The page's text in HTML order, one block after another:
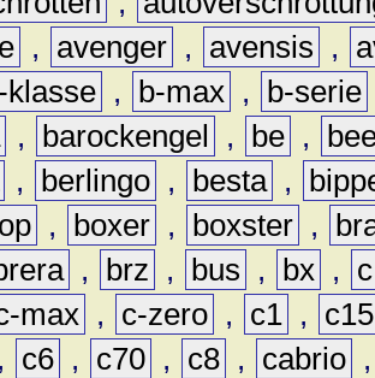
, avenger , avensis ,
klasse , b-max , b-serie
, barockengel , be ,
, berlingo , besta ,
, boxer , boxster ,
, brz , bus , bx ,
c
max , c-zero , c1 ,
c15
, c6 , c70 , c8 , cabrio